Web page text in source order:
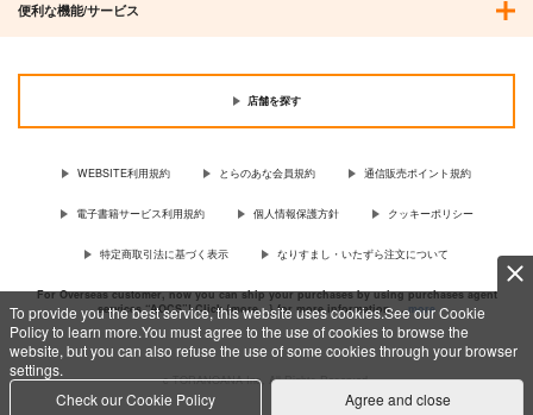
To provide you the best service, this website uses cookies.See our Cookie
Policy to learn more.You must agree to the use of cookies to browse the
website, but you can also refuse the use of some cookies through your browser
settings.
Check our Cookie Policy
Agree and close
便利な機能/サービス
店舗を探す
WEBSITE利用規約 とらのあな会員規約 通信販売ポイント規約
電子書籍サービス利用規約 個人情報保護方針 クッキーポリシー
特定商取引法に基づく表示 なりすまし・いたずら注文について
For Overseas customer, now you can ship your purchases by using purchases agent
services “AOCS”! Click {more…} for more information …more
c TORANOANA Inc, All Rights Reserved.